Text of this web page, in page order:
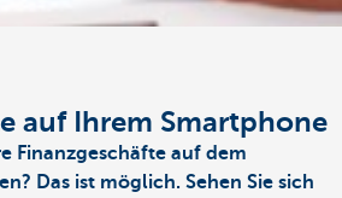
auf Ihrem Smartphone
Finanzgeschäfte auf dem
Das ist möglich. Sehen Sie sich